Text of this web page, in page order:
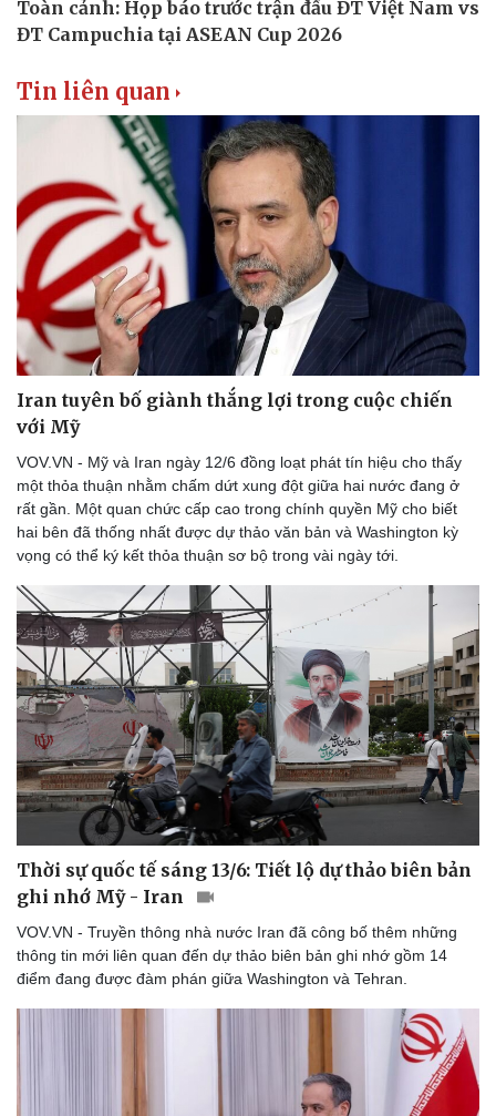
Tin liên quan
Iran tuyên bố giành thắng lợi trong cuộc chiến
với Mỹ
VOV.VN - Mỹ và Iran ngày 12/6 đồng loạt phát tín hiệu cho thấy
một thỏa thuận nhằm chấm dứt xung đột giữa hai nước đang ở
rất gần. Một quan chức cấp cao trong chính quyền Mỹ cho biết
hai bên đã thống nhất được dự thảo văn bản và Washington kỳ
vọng có thể ký kết thỏa thuận sơ bộ trong vài ngày tới.
Thời sự quốc tế sáng 13/6: Tiết lộ dự thảo biên bản
ghi nhớ Mỹ - Iran
VOV.VN - Truyền thông nhà nước Iran đã công bố thêm những
thông tin mới liên quan đến dự thảo biên bản ghi nhớ gồm 14
điểm đang được đàm phán giữa Washington và Tehran.